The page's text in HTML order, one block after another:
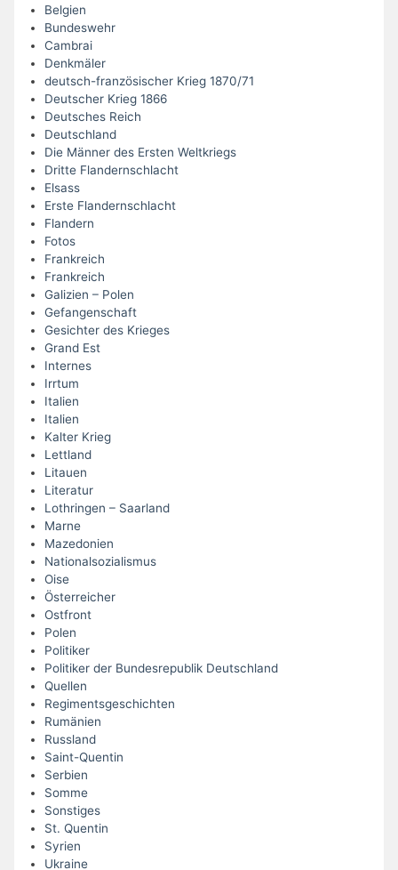
Belgien
Bundeswehr
Cambrai
Denkmäler
deutsch-französischer Krieg 1870/71
Deutscher Krieg 1866
Deutsches Reich
Deutschland
Die Männer des Ersten Weltkriegs
Dritte Flandernschlacht
Elsass
Erste Flandernschlacht
Flandern
Fotos
Frankreich
Frankreich
Galizien – Polen
Gefangenschaft
Gesichter des Krieges
Grand Est
Internes
Irrtum
Italien
Italien
Kalter Krieg
Lettland
Litauen
Literatur
Lothringen – Saarland
Marne
Mazedonien
Nationalsozialismus
Oise
Österreicher
Ostfront
Polen
Politiker
Politiker der Bundesrepublik Deutschland
Quellen
Regimentsgeschichten
Rumänien
Russland
Saint-Quentin
Serbien
Somme
Sonstiges
St. Quentin
Syrien
Ukraine